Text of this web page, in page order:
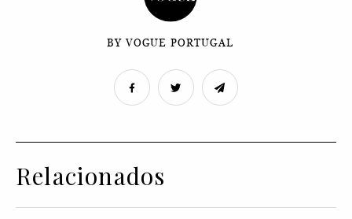
BY VOGUE PORTUGAL
Relacionados